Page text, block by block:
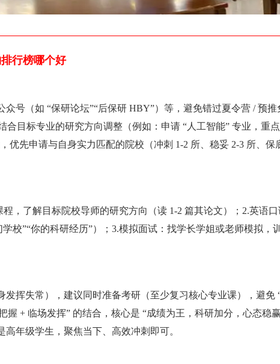
行榜哪个好
号（如 “保研论坛”“后保研 HBY”）等，避免错过夏令营 / 预推
合目标专业的研究方向调整（例如：申请 “人工智能” 专业，重
优先申请与自身实力匹配的院校（冲刺 1-2 所、稳妥 2-3 所、保
，了解目标院校导师的研究方向（读 1-2 篇其论文）；2.英语
校”“你的科研经历”）；3.模拟面试：找学长学姐或老师模拟，
挥失常），建议同时准备考研（至少复习核心专业课），避免
握 + 临场发挥” 的结合，核心是 “成绩为王，科研加分，心态稳
年级学生，聚焦当下、高效冲刺即可。